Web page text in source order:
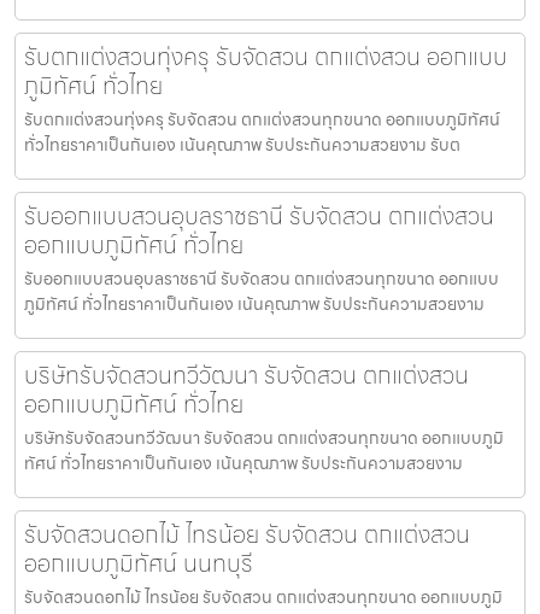
รับตกแต่งสวนทุ่งครุ รับจัดสวน ตกแต่งสวน ออกแบบ
ภูมิทัศน์ ทั่วไทย
รับตกแต่งสวนทุ่งครุ รับจัดสวน ตกแต่งสวนทุกขนาด ออกแบบภูมิทัศน์
ทั่วไทยราคาเป็นกันเอง เน้นคุณภาพ รับประกันความสวยงาม รับต
รับออกแบบสวนอุบลราชธานี รับจัดสวน ตกแต่งสวน
ออกแบบภูมิทัศน์ ทั่วไทย
รับออกแบบสวนอุบลราชธานี รับจัดสวน ตกแต่งสวนทุกขนาด ออกแบบ
ภูมิทัศน์ ทั่วไทยราคาเป็นกันเอง เน้นคุณภาพ รับประกันความสวยงาม
บริษัทรับจัดสวนทวีวัฒนา รับจัดสวน ตกแต่งสวน
ออกแบบภูมิทัศน์ ทั่วไทย
บริษัทรับจัดสวนทวีวัฒนา รับจัดสวน ตกแต่งสวนทุกขนาด ออกแบบภูมิ
ทัศน์ ทั่วไทยราคาเป็นกันเอง เน้นคุณภาพ รับประกันความสวยงาม
รับจัดสวนดอกไม้ ไทรน้อย รับจัดสวน ตกแต่งสวน
ออกแบบภูมิทัศน์ นนทบุรี
รับจัดสวนดอกไม้ ไทรน้อย รับจัดสวน ตกแต่งสวนทุกขนาด ออกแบบภูมิ